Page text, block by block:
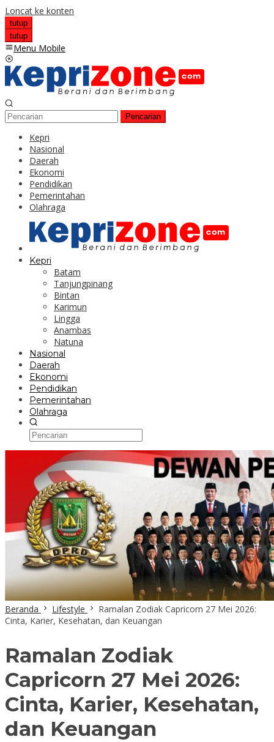
Loncat ke konten
tutup
tutup
Menu Mobile
Pencarian
Kepri
Nasional
Daerah
Ekonomi
Pendidikan
Pemerintahan
Olahraga
Kepri
Batam
Tanjungpinang
Bintan
Karimun
Lingga
Anambas
Natuna
Nasional
Daerah
Ekonomi
Pendidikan
Pemerintahan
Olahraga
Beranda Lifestyle
Ramalan Zodiak Capricorn 27 Mei 2026:
Cinta, Karier, Kesehatan, dan Keuangan
Ramalan Zodiak
Capricorn 27 Mei 2026:
Cinta, Karier, Kesehatan,
dan Keuangan